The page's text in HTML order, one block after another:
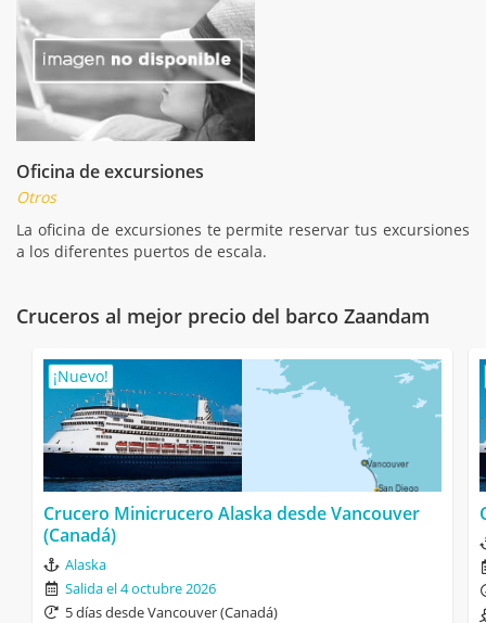
Oficina de excursiones
Otros
La oficina de excursiones te permite reservar tus excursiones
a los diferentes puertos de escala.
Cruceros al mejor precio del barco Zaandam
¡Nuevo!
Crucero Minicrucero Alaska desde Vancouver
(Canadá)
Alaska
Salida el 4 octubre 2026
5 días desde Vancouver (Canadá)